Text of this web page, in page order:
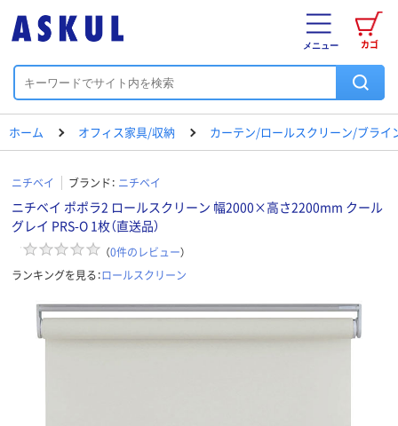
カゴ
メニュー
ホーム オフィス家具/収納 カーテン/ロールスクリーン/ブライ
ニチベイ ブランド： ニチベイ
ニチベイ ポポラ2 ロールスクリーン 幅2000×高さ2200mm クール
グレイ PRS-O 1枚（直送品）
（0件のレビュー）
ランキングを見る：ロールスクリーン